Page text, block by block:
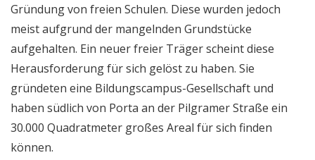
Gründung von freien Schulen. Diese wurden jedoch
meist aufgrund der mangelnden Grundstücke
aufgehalten. Ein neuer freier Träger scheint diese
Herausforderung für sich gelöst zu haben. Sie
gründeten eine Bildungscampus-Gesellschaft und
haben südlich von Porta an der Pilgramer Straße ein
30.000 Quadratmeter großes Areal für sich finden
können.